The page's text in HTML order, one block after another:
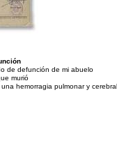
de defunción de mi abuelo
murió
hemorragia pulmonar y cerebral